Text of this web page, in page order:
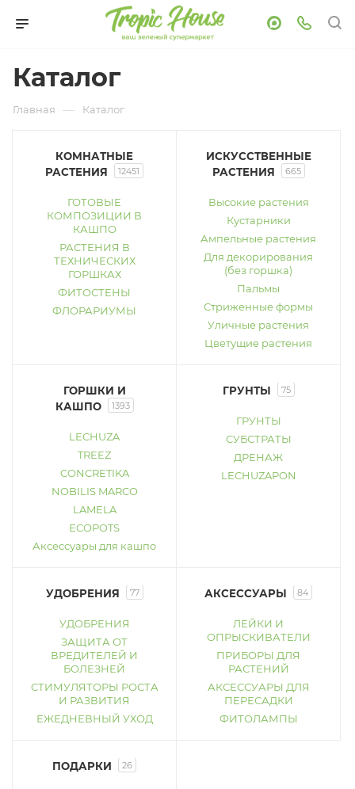
Каталог
Главная — Каталог
КОМНАТНЫЕ
РАСТЕНИЯ
12451
ГОТОВЫЕ
КОМПОЗИЦИИ В
КАШПО
РАСТЕНИЯ В
ТЕХНИЧЕСКИХ
ГОРШКАХ
ФИТОСТЕНЫ
ФЛОРАРИУМЫ
ИСКУССТВЕННЫЕ
РАСТЕНИЯ
665
Высокие растения
Кустарники
Ампельные растения
Для декорирования
(без горшка)
Пальмы
Стриженные формы
Уличные растения
Цветущие растения
ГОРШКИ И
КАШПО
1393
LECHUZA
TREEZ
CONCRETIKA
NOBILIS MARCO
LAMELA
ECOPOTS
Аксессуары для кашпо
ГРУНТЫ 75
ГРУНТЫ
СУБСТРАТЫ
ДРЕНАЖ
LECHUZAPON
УДОБРЕНИЯ 77
УДОБРЕНИЯ
ЗАЩИТА ОТ
ВРЕДИТЕЛЕЙ И
БОЛЕЗНЕЙ
СТИМУЛЯТОРЫ РОСТА
И РАЗВИТИЯ
ЕЖЕДНЕВНЫЙ УХОД
АКСЕССУАРЫ 84
ЛЕЙКИ И
ОПРЫСКИВАТЕЛИ
ПРИБОРЫ ДЛЯ
РАСТЕНИЙ
АКСЕССУАРЫ ДЛЯ
ПЕРЕСАДКИ
ФИТОЛАМПЫ
ПОДАРКИ 26